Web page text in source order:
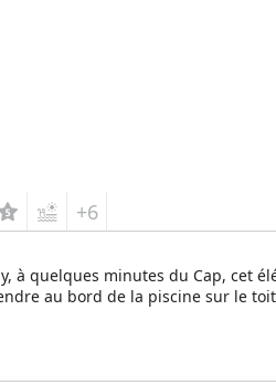
+6
à quelques minutes du Cap, cet
au bord de la piscine sur le